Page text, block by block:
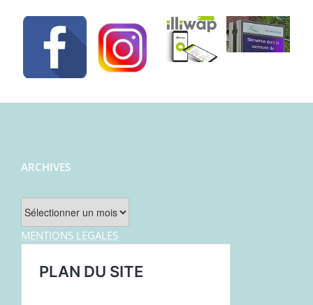
ARCHIVES
Archives
MENTIONS LEGALES